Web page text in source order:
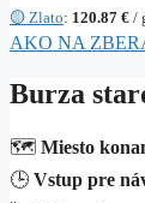
🟡 Zlato: 120.87 € /
AKO NA
Burza
🗺️ Miesto
🕒 Vstup pre